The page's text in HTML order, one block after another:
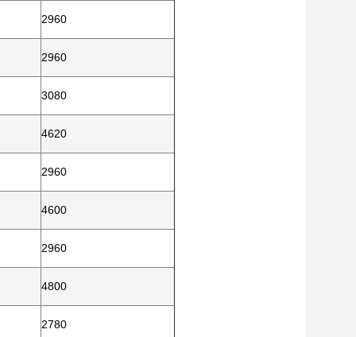
2960
2960
3080
4620
2960
4600
2960
4800
2780